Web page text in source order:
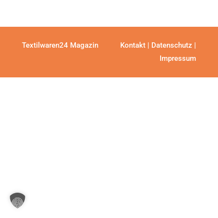
Textilwaren24 Magazin Kontakt | Datenschutz |
Impressum